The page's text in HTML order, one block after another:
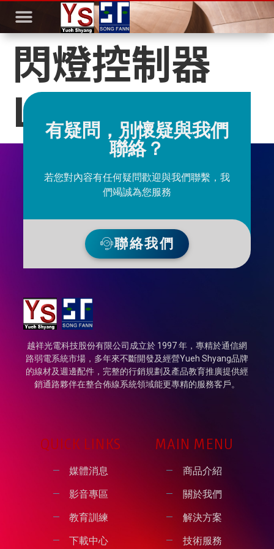
閃燈控制器
LK-108
有疑問，別懷疑與我們
聯絡？
若您對內容有任何疑問歡迎與我們聯繫，我
們竭誠為您服務
聯絡我們
越祥光電科技股份有限公司成立於 1997 年，專精於通信網
路弱電系統市場，多年來不斷開發及經營Yueh Shyang品牌
的線材及週邊配件，完整的行銷規劃及產品教育推廣提供經
銷通路夥伴在整合佈線系統領域能更專精的服務客戶。
QUICK LINKS
媒體消息
影音專區
教育訓練
下載中心
MAIN MENU
商品介紹
關於我們
解決方案
技術服務